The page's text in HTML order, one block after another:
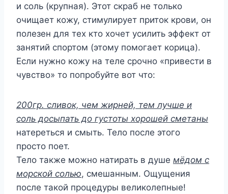
и соль (крупная). Этот скраб не только
очищает кожу, стимулирует приток крови, он
полезен для тех кто хочет усилить эффект от
занятий спортом (этому помогает корица).
Если нужно кожу на теле срочно «привести в
чувство» то попробуйте вот что:
200гр. сливок, чем жирней, тем лучше и
соль досыпать до густоты хорошей сметаны
натереться и смыть. Тело после этого
просто поет.
Тело также можно натирать в душе мёдом с
морской солью, смешанным. Ощущения
после такой процедуры великолепные!